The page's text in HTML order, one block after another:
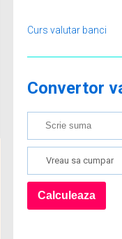
Curs valutar banci
Convertor
Vreau sa cumpar